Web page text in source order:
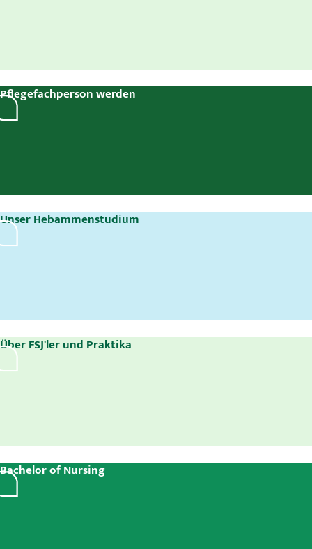
Pflegefachperson werden
Unser Hebammenstudium
Über FSJ'ler und Praktika
Bachelor of Nursing